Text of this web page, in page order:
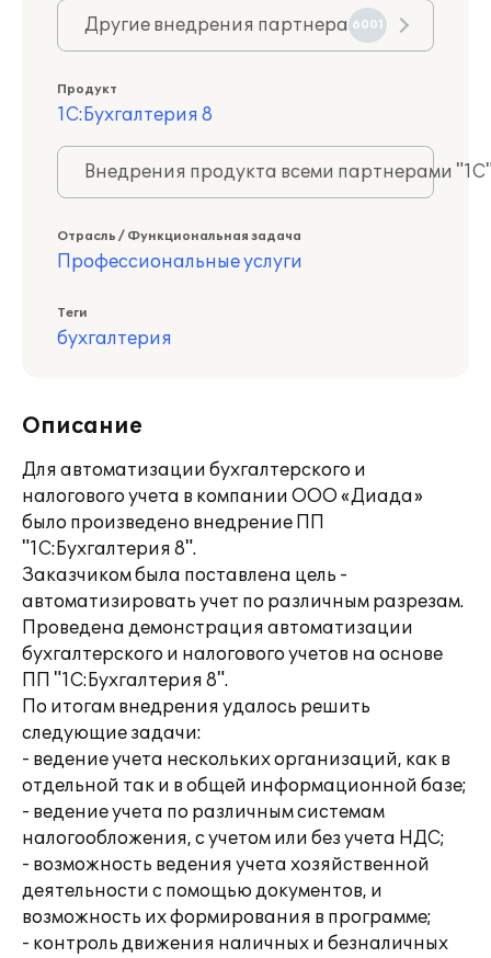
Другие внедрения партнера 6001
Продукт
1С:Бухгалтерия 8
Внедрения продукта всеми партнерами
Отрасль / Функциональная задача
Профессиональные услуги
Теги
бухгалтерия
Описание
Для автоматизации бухгалтерского и
налогового учета в компании ООО «Диада»
было произведено внедрение ПП
"1С:Бухгалтерия 8".
Заказчиком была поставлена цель -
автоматизировать учет по различным разрезам.
Проведена демонстрация автоматизации
бухгалтерского и налогового учетов на основе
ПП "1С:Бухгалтерия 8".
По итогам внедрения удалось решить
следующие задачи:
- ведение учета нескольких организаций, как в
отдельной так и в общей информационной базе;
- ведение учета по различным системам
налогообложения, с учетом или без учета НДС;
- возможность ведения учета хозяйственной
деятельности с помощью документов, и
возможность их формирования в программе;
- контроль движения наличных и безналичных